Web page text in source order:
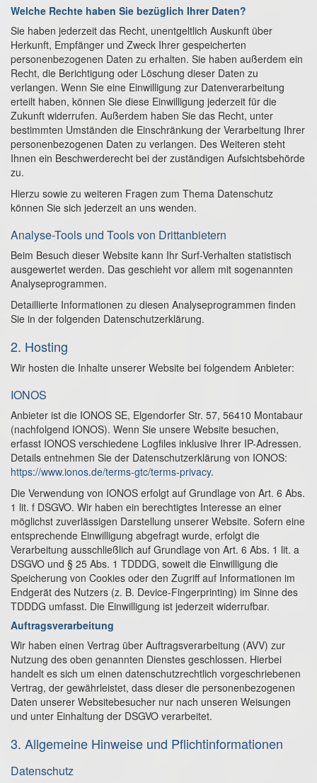
Welche Rechte haben Sie bezüglich Ihrer Daten?
Sie haben jederzeit das Recht, unentgeltlich Auskunft über
Herkunft, Empfänger und Zweck Ihrer gespeicherten
personenbezogenen Daten zu erhalten. Sie haben außerdem ein
Recht, die Berichtigung oder Löschung dieser Daten zu
verlangen. Wenn Sie eine Einwilligung zur Datenverarbeitung
erteilt haben, können Sie diese Einwilligung jederzeit für die
Zukunft widerrufen. Außerdem haben Sie das Recht, unter
bestimmten Umständen die Einschränkung der Verarbeitung Ihrer
personenbezogenen Daten zu verlangen. Des Weiteren steht
Ihnen ein Beschwerderecht bei der zuständigen Aufsichtsbehörde
zu.
Hierzu sowie zu weiteren Fragen zum Thema Datenschutz
können Sie sich jederzeit an uns wenden.
Analyse-Tools und Tools von Dritt­anbietern
Beim Besuch dieser Website kann Ihr Surf-Verhalten statistisch
ausgewertet werden. Das geschieht vor allem mit sogenannten
Analyseprogrammen.
Detaillierte Informationen zu diesen Analyseprogrammen finden
Sie in der folgenden Datenschutzerklärung.
2. Hosting
Wir hosten die Inhalte unserer Website bei folgendem Anbieter:
IONOS
Anbieter ist die IONOS SE, Elgendorfer Str. 57, 56410 Montabaur
(nachfolgend IONOS). Wenn Sie unsere Website besuchen,
erfasst IONOS verschiedene Logfiles inklusive Ihrer IP-Adressen.
Details entnehmen Sie der Datenschutzerklärung von IONOS:
https://www.ionos.de/terms-gtc/terms-privacy.
Die Verwendung von IONOS erfolgt auf Grundlage von Art. 6 Abs.
1 lit. f DSGVO. Wir haben ein berechtigtes Interesse an einer
möglichst zuverlässigen Darstellung unserer Website. Sofern eine
entsprechende Einwilligung abgefragt wurde, erfolgt die
Verarbeitung ausschließlich auf Grundlage von Art. 6 Abs. 1 lit. a
DSGVO und § 25 Abs. 1 TDDDG, soweit die Einwilligung die
Speicherung von Cookies oder den Zugriff auf Informationen im
Endgerät des Nutzers (z. B. Device-Fingerprinting) im Sinne des
TDDDG umfasst. Die Einwilligung ist jederzeit widerrufbar.
Auftragsverarbeitung
Wir haben einen Vertrag über Auftragsverarbeitung (AVV) zur
Nutzung des oben genannten Dienstes geschlossen. Hierbei
handelt es sich um einen datenschutzrechtlich vorgeschriebenen
Vertrag, der gewährleistet, dass dieser die personenbezogenen
Daten unserer Websitebesucher nur nach unseren Weisungen
und unter Einhaltung der DSGVO verarbeitet.
3. Allgemeine Hinweise und Pflicht­informationen
Datenschutz